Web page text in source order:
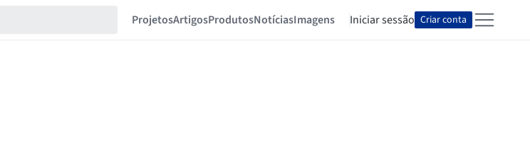
ProjetosArtigosProdutosNotíciasImagens Iniciar sessão Criar conta